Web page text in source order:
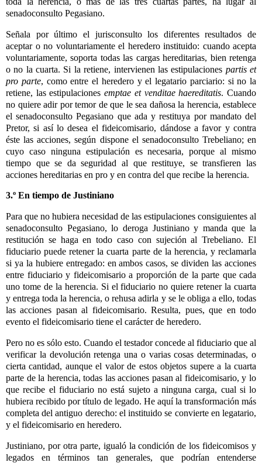
senadoconsulto Pegasiano.
Señala por último el jurisconsulto los diferentes resultados de
aceptar o no voluntariamente el heredero instituido: cuando acepta
voluntariamente, soporta todas las cargas hereditarias, bien retenga
o no la cuarta. Si la retiene, intervienen las estipulaciones partis et
pro parte, como entre el heredero y el legatario parciario: si no la
retiene, las estipulacionesemptae et venditae haereditatis. Cuando
no quiere adir por temor de que le sea dañosa la herencia, establece
el senadoconsulto Pegasiano que ada y restituya por mandato del
Pretor, si así lo desea el fideicomisario, dándose a favor y contra
éste las acciones, según dispone el senadoconsulto Trebeliano; en
cuyo caso ninguna estipulación es necesaria, porque al mismo
tiempo que se da seguridad al que restituye, se transfieren las
acciones hereditarias en pro y en contra del que recibe la herencia.
3.º En tiempo de Justiniano
Para que no hubiera necesidad de las estipulaciones consiguientes al
senadoconsulto Pegasiano, lo deroga Justiniano y manda que la
restitución se haga en todo caso con sujeción al Trebeliano. El
fiduciario puede retener la cuarta parte de la herencia, y reclamarla
si ya la hubiere entregado: en ambos casos, se dividen las acciones
entre fiduciario y fideicomisario a proporción de la parte que cada
uno tome de la herencia. Si el fiduciario no quiere retener la cuarta
y entrega toda la herencia, o rehusa adirla y se le obliga a ello, todas
las acciones pasan al fideicomisario. Resulta, pues, que en todo
evento el fideicomisario tiene el carácter de heredero.
Pero no es sólo esto. Cuando el testador concede al fiduciario que al
verificar la devolución retenga una o varias cosas determinadas, o
cierta cantidad, aunque el valor de estos objetos supere a la cuarta
parte de la herencia, todas las acciones pasan al fideicomisario, y lo
que recibe el fiduciario no está sujeto a ninguna carga, cual si lo
hubiera recibido por título de legado. He aquí la transformación más
completa del antiguo derecho: el instituido se convierte en legatario,
y el fideicomisario en heredero.
Justiniano, por otra parte, igualó la condición de los fideicomisos y
legados en términos tan generales, que podrían entenderse